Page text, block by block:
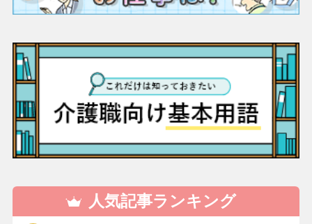
人気記事ランキング